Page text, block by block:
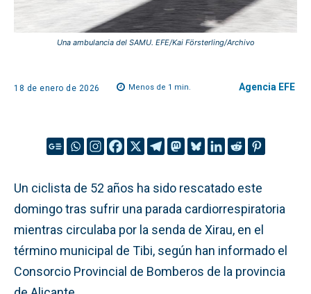
Una ambulancia del SAMU. EFE/Kai Försterling/Archivo
18 de enero de 2026 Menos de 1 min. Agencia EFE
Un ciclista de 52 años ha sido rescatado este
domingo tras sufrir una parada cardiorrespiratoria
mientras circulaba por la senda de Xirau, en el
término municipal de Tibi, según han informado el
Consorcio Provincial de Bomberos de la provincia